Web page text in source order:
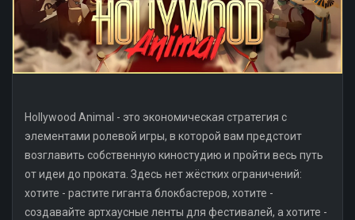
Hollywood Animal - это экономическая стратегия с
элементами ролевой игры, в которой вам предстоит
возглавить собственную киностудию и пройти весь путь
от идеи до проката. Здесь нет жёстких ограничений:
хотите - растите гиганта блокбастеров, хотите -
создавайте артхаусные ленты для фестивалей, а хотите -